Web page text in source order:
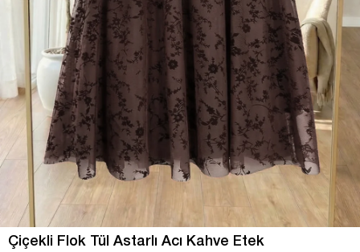
Çiçekli Flok Tül Astarlı Acı Kahve Etek